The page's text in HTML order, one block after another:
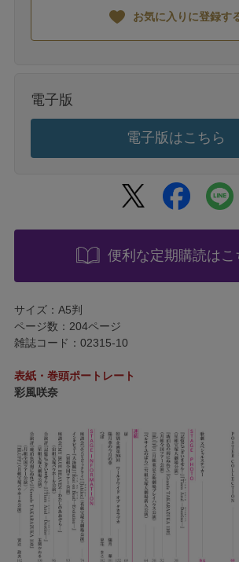
お気に入りに登録す
電子版
電子版はこちら
便利な定期購読はこ
サイズ：A5判
ページ数：204ページ
雑誌コード：02315-10
表紙・巻頭ポートレート
彩風咲奈